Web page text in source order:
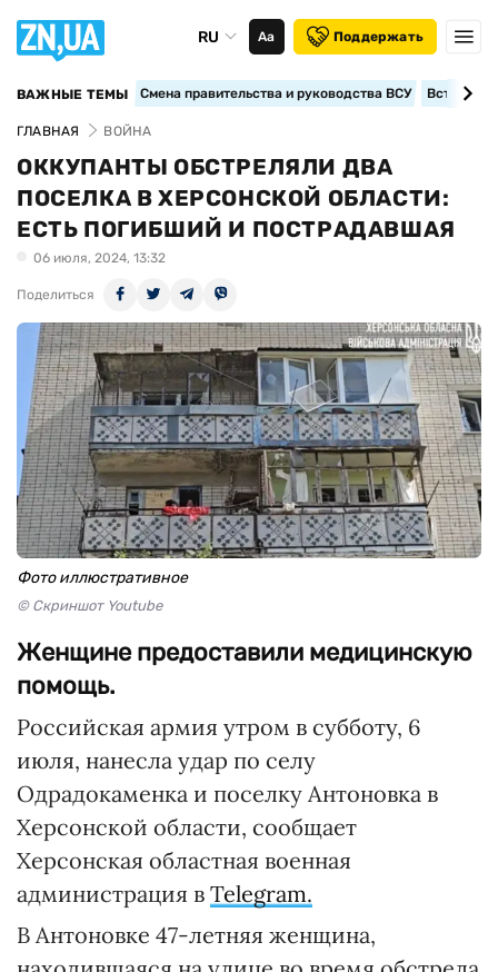
RU Аа Поддержать
ВАЖНЫЕ ТЕМЫ Смена правительства и руководства ВСУ
ГЛАВНАЯ ВОЙНА
ОККУПАНТЫ ОБСТРЕЛЯЛИ ДВА
ПОСЕЛКА В ХЕРСОНСКОЙ ОБЛАСТИ:
ЕСТЬ ПОГИБШИЙ И ПОСТРАДАВШАЯ
06 июля, 2024, 13:32
Поделиться
Фото иллюстративное
© Скриншот Youtube
Женщине предоставили медицинскую
помощь.
Российская армия утром в субботу, 6
июля, нанесла удар по селу
Одрадокаменка и поселку Антоновка в
Херсонской области, сообщает
Херсонская областная военная
администрация в Telegram.
В Антоновке 47-летняя женщина,